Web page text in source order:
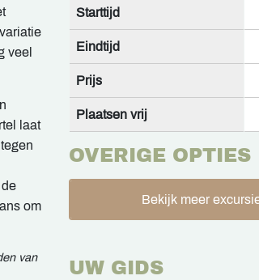
veel
laat
om
van
Starttijd
Eindtijd
Prijs
Plaatsen vrij
OVERIGE OPTIES
Bekijk meer
UW GIDS